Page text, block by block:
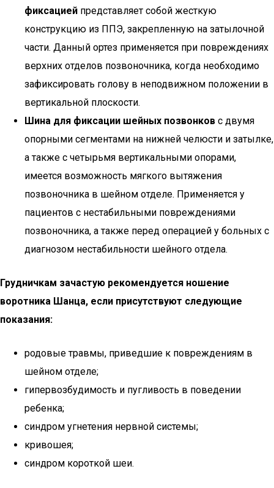
фиксацией представляет собой жесткую
конструкцию из ППЭ, закрепленную на затылочной
части. Данный ортез применяется при повреждениях
верхних отделов позвоночника, когда необходимо
зафиксировать голову в неподвижном положении в
вертикальной плоскости.
Шина для фиксации шейных позвонков с двумя
опорными сегментами на нижней челюсти и затылке,
а также с четырьмя вертикальными опорами,
имеется возможность мягкого вытяжения
позвоночника в шейном отделе. Применяется у
пациентов с нестабильными повреждениями
позвоночника, а также перед операцией у больных с
диагнозом нестабильности шейного отдела.
Грудничкам зачастую рекомендуется ношение
воротника Шанца, если присутствуют следующие
показания:
родовые травмы, приведшие к повреждениям в
шейном отделе;
гипервозбудимость и пугливость в поведении
ребенка;
синдром угнетения нервной системы;
кривошея;
синдром короткой шеи.